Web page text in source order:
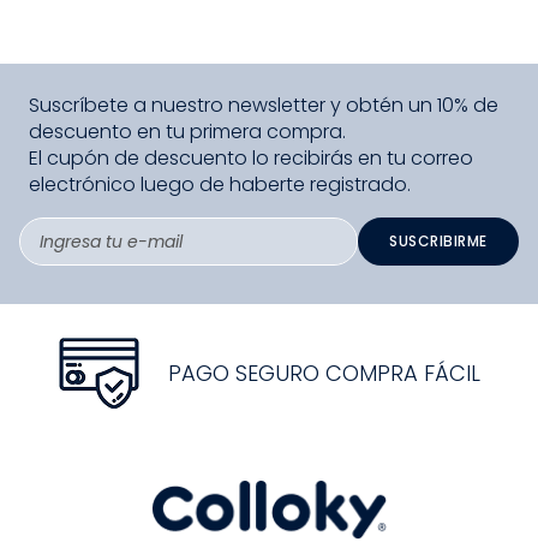
Suscríbete a nuestro newsletter y obtén un 10% de
descuento en tu primera compra.
El cupón de descuento lo recibirás en tu correo
electrónico luego de haberte registrado.
SUSCRIBIRME
PAGO SEGURO COMPRA FÁCIL